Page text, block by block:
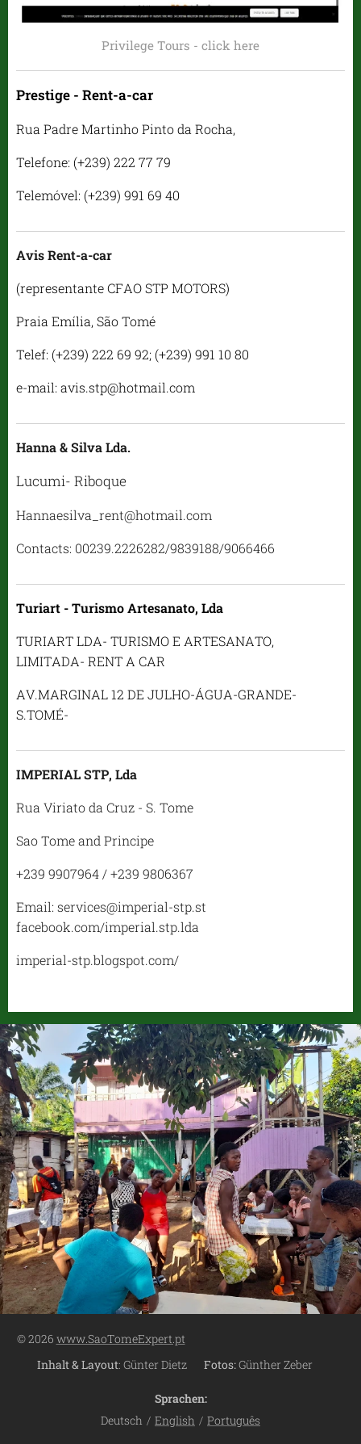
Privilege Tours - click here
Prestige - Rent-a-car
Rua Padre Martinho Pinto da Rocha,
Telefone: (+239) 222 77 79
Telemóvel: (+239) 991 69 40
Avis Rent-a-car
(representante CFAO STP MOTORS)
Praia Emília, São Tomé
Telef: (+239) 222 69 92; (+239) 991 10 80
e-mail: avis.stp@hotmail.com
Hanna & Silva Lda.
Lucumi- Riboque
Hannaesilva_rent@hotmail.com
Contacts: 00239.2226282/9839188/9066466
Turiart - Turismo Artesanato, Lda
TURIART LDA- TURISMO E ARTESANATO,
LIMITADA- RENT A CAR
AV.MARGINAL 12 DE JULHO-ÁGUA-GRANDE-
S.TOMÉ-
IMPERIAL STP, Lda
Rua Viriato da Cruz - S. Tome
Sao Tome and Principe
+239 9907964 / +239 9806367
Email: services@imperial-stp.st
facebook.com/imperial.stp.lda
imperial-stp.blogspot.com/
.
© 2026 www.SaoTomeExpert.pt
Inhalt & Layout: Günter Dietz Fotos:Günther Zeber
Sprachen
Deutsch
English Português